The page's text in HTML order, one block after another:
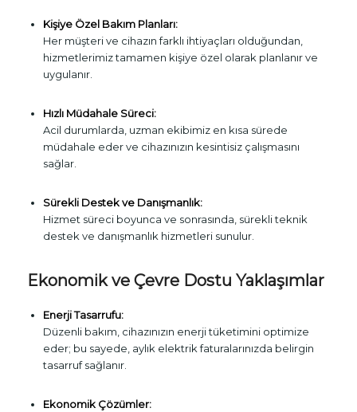
Kişiye Özel Bakım Planları:
Her müşteri ve cihazın farklı ihtiyaçları olduğundan,
hizmetlerimiz tamamen kişiye özel olarak planlanır ve
uygulanır.
Hızlı Müdahale Süreci:
Acil durumlarda, uzman ekibimiz en kısa sürede
müdahale eder ve cihazınızın kesintisiz çalışmasını
sağlar.
Sürekli Destek ve Danışmanlık:
Hizmet süreci boyunca ve sonrasında, sürekli teknik
destek ve danışmanlık hizmetleri sunulur.
Ekonomik ve Çevre Dostu Yaklaşımlar
Enerji Tasarrufu:
Düzenli bakım, cihazınızın enerji tüketimini optimize
eder; bu sayede, aylık elektrik faturalarınızda belirgin
tasarruf sağlanır.
Ekonomik Çözümler: